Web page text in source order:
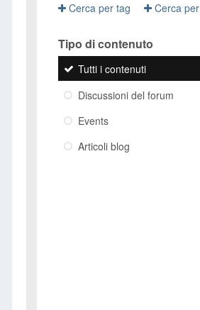
Cerca per tag Cerca
Tipo di contenuto
Tutti i contenuti
Discussioni del forum
Events
Articoli blog